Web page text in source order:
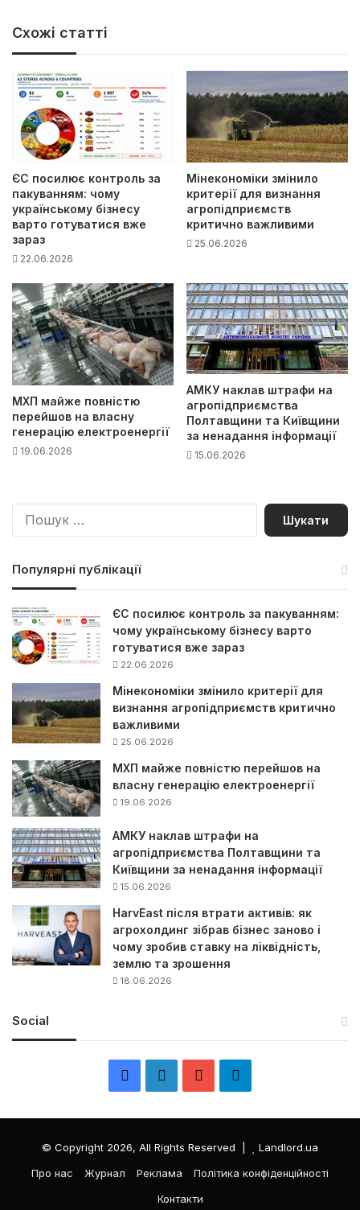
Схожі статті
ЄС посилює контроль за
пакуванням: чому
українському бізнесу
варто готуватися вже
зараз
22.06.2026
Мінекономіки змінило
критерії для визнання
агропідприємств
критично важливими
25.06.2026
МХП майже повністю
перейшов на власну
генерацію електроенергії
19.06.2026
АМКУ наклав штрафи на
агропідприємства
Полтавщини та Київщини
за ненадання інформації
15.06.2026
П
Популярні публікації
ЄС посилює контроль за пакуванням:
чому українському бізнесу варто
готуватися вже зараз
22.06.2026
Мінекономіки змінило критерії для
визнання агропідприємств критично
важливими
25.06.2026
МХП майже повністю перейшов на
власну генерацію електроенергії
19.06.2026
АМКУ наклав штрафи на
агропідприємства Полтавщини та
Київщини за ненадання інформації
15.06.2026
HarvEast після втрати активів: як
агрохолдинг зібрав бізнес заново і
чому зробив ставку на ліквідність,
землю та зрошення
18.06.2026
Social
e
k
e
T
л
е
© Copyright 2026, All Rights Reserved |
Landlord.ua
Про нас
Журнал Реклама
Політика конфіденційності
Контакти